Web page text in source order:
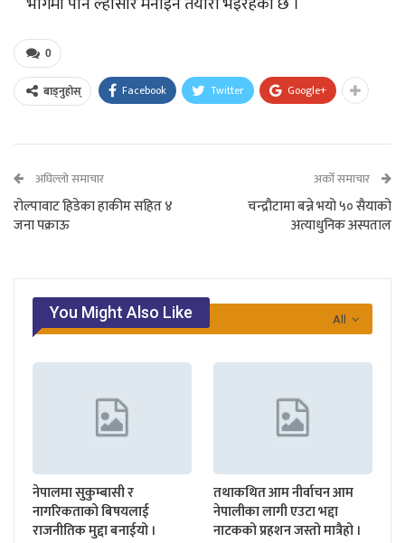
0
बाड्नुहोस् Facebook Twitter Google+
अघिल्लो समाचार
रोल्पावाट हिडेका हाकीम सहित ४
जना पक्राऊ
अर्को समाचार
चन्द्रौटामा बन्ने भयो ५० सैयाको
अत्याधुनिक अस्पताल
All
You Might Also Like
नेपालमा सुकुम्बासी र
नागरिकताको बिषयलाई
राजनीतिक मुद्दा बनाईयो ।
तथाकथित आम नीर्वाचन आम
नेपालीका लागी एउटा भद्दा
नाटकको प्रहशन जस्तो मात्रैहो ।